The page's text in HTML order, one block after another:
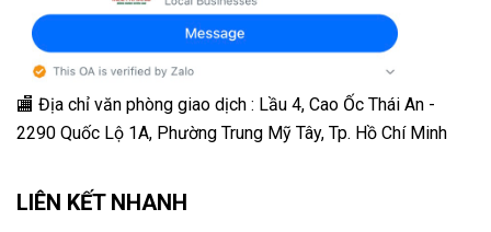
🏬 Địa chỉ văn phòng giao dịch : Lầu 4, Cao Ốc Thái An -
2290 Quốc Lộ 1A, Phường Trung Mỹ Tây, Tp. Hồ Chí Minh
LIÊN KẾT NHANH